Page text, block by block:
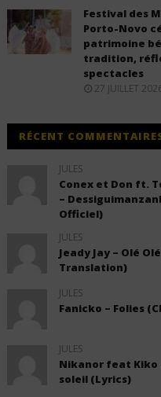
Festival des
Porto-Novo
patrimoine
tradition,
spectacles
27 JUILLET
RÉCENT
JULES
Conex et Don ft.
–
Officiel)
JULES
Jeady Jay – Olé
Translation)
JULES
Fanicko – Folies
JULES
Nikanor feat Kiko
soleil (Lyrics)